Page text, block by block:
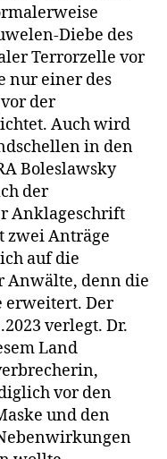
gezerrt
Diebe des
Terrorzelle vor
nur einer des
der
Auch wird
in den
Boleslawsky
der
Anklageschrift
zwei Anträge
auf die
Anwälte, denn die
erweitert. Der
verlegt. Dr.
Land
vor den
und den